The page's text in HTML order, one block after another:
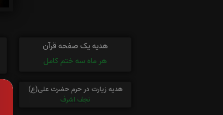
هدیه یک صفحه قرآن
هر ماه سه ختم کامل
هدیه زیارت در حرم حضرت علی(ع)
نجف اشرف